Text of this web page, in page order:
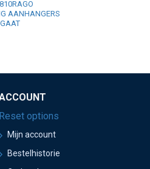
AANHANGERS
Reset options
Mijn account
Bestelhistorie